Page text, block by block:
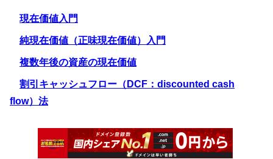
現在価値入門
純現在価値（正味現在価値）入門
複数年後の資産の現在価値
割引キャッシュフロー（DCF：discounted cash
flow）法